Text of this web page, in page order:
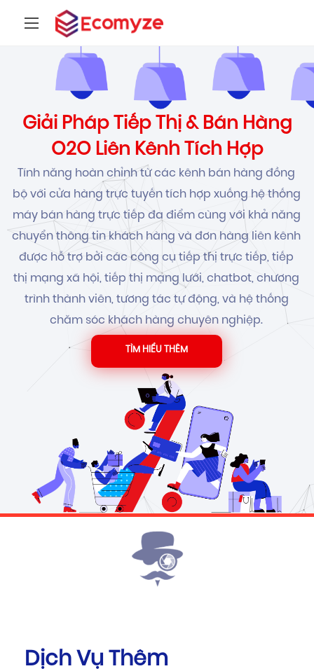
Giải Pháp Tiếp Thị & Bán Hàng
O2O Liên Kênh Tích Hợp
Tính năng hoàn chỉnh từ các kênh bán hàng đồng
bộ với cửa hàng trực tuyến tích hợp xuống hệ thống
máy bán hàng trực tiếp đa điểm cùng với khả năng
chuyển thông tin khách hàng và đơn hàng liên kênh
được hỗ trợ bởi các công cụ tiếp thị trực tiếp, tiếp
thị mạng xã hội, tiếp thị mạng lưới, chatbot, chương
trình thành viên, tương tác tự động, và hệ thống
chăm sóc khách hàng chuyên nghiệp.
TÌM HIỂU THÊM
Dịch Vụ Thêm